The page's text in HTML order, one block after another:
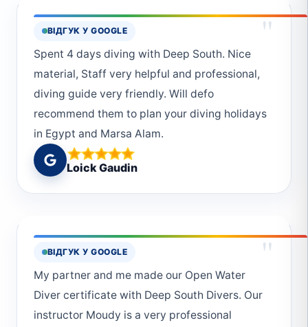
ВІДГУК У GOOGLE "
Spent 4 days diving with Deep South. Nice
material, Staff very helpful and professional,
diving guide very friendly. Will defo
recommend them to plan your diving holidays
in Egypt and Marsa Alam.
Loick Gaudin
ВІДГУК У GOOGLE "
My partner and me made our Open Water
Diver certificate with Deep South Divers. Our
instructor Moudy is a very professional